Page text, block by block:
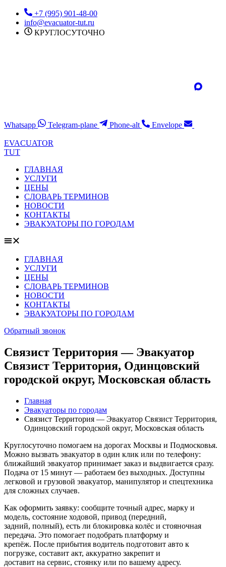
Перейти
содержимому
+7 (995) 901-48-00
info@evacuator-tut.ru
КРУГЛОСУТОЧНО
Whatsapp Telegram-plane Phone-alt Envelope
EVACUATOR
TUT
ГЛАВНАЯ
УСЛУГИ
ЦЕНЫ
СЛОВАРЬ ТЕРМИНОВ
НОВОСТИ
КОНТАКТЫ
ЭВАКУАТОРЫ ПО ГОРОДАМ
ГЛАВНАЯ
УСЛУГИ
ЦЕНЫ
СЛОВАРЬ ТЕРМИНОВ
НОВОСТИ
КОНТАКТЫ
ЭВАКУАТОРЫ ПО ГОРОДАМ
Обратный звонок
Связист Территория — Эвакуатор
Связист Территория, Одинцовский
городской округ, Московская область
Главная
Эвакуаторы по городам
Связист Территория — Эвакуатор Связист Территория,
Одинцовский городской округ, Московская область
Круглосуточно помогаем на дорогах Москвы и Подмосковья.
Можно вызвать эвакуатор в один клик или по телефону:
ближайший эвакуатор принимает заказ и выдвигается сразу.
Подача от 15 минут — работаем без выходных. Доступны
легковой и грузовой эвакуатор, манипулятор и спецтехника
для сложных случаев.
Как оформить заявку: сообщите точный адрес, марку и
модель, состояние ходовой, привод (передний,
задний, полный), есть ли блокировка колёс и стояночная
передача. Это помогает подобрать платформу и
крепёж. После прибытия водитель подготовит авто к
погрузке, составит акт, аккуратно закрепит и
доставит на сервис, стоянку или по вашему адресу.